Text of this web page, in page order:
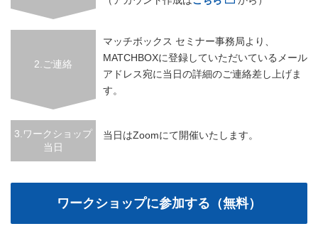
2.ご連絡
マッチボックス セミナー事務局より、
MATCHBOXに登録していただいているメール
アドレス宛に当日の詳細のご連絡差し上げま
す。
3.ワークショップ
当日
当日はZoomにて開催いたします。